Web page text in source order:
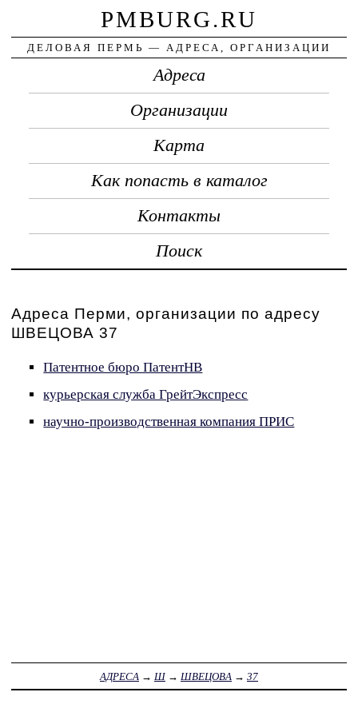
PMBURG.RU
ДЕЛОВАЯ ПЕРМЬ — АДРЕСА, ОРГАНИЗАЦИИ
Адреса
Организации
Карта
Как попасть в каталог
Контакты
Поиск
Адреса Перми, организации по адресу
ШВЕЦОВА 37
Патентное бюро ПатентНВ
курьерская служба ГрейтЭкспресс
научно-производственная компания ПРИС
АДРЕСА → Ш → ШВЕЦОВА → 37